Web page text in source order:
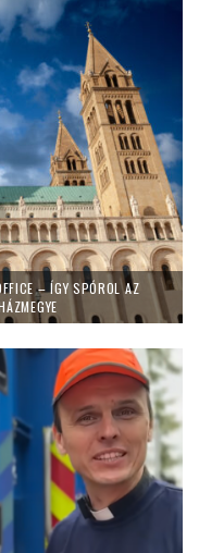
– ÍGY SPÓROL AZ